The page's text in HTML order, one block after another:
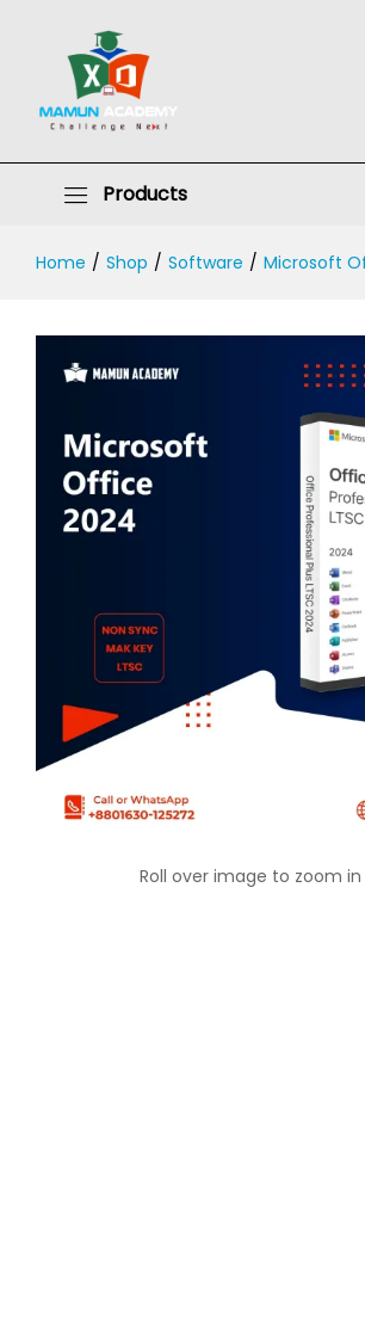
Products
Home / Shop / Software / Microsoft
Roll over image to zoom in